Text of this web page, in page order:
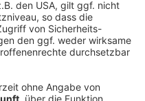
sell-my-info
Yamauchi in Kyoto
Werkstatt für
Was als
später zur
00:00 / 44min